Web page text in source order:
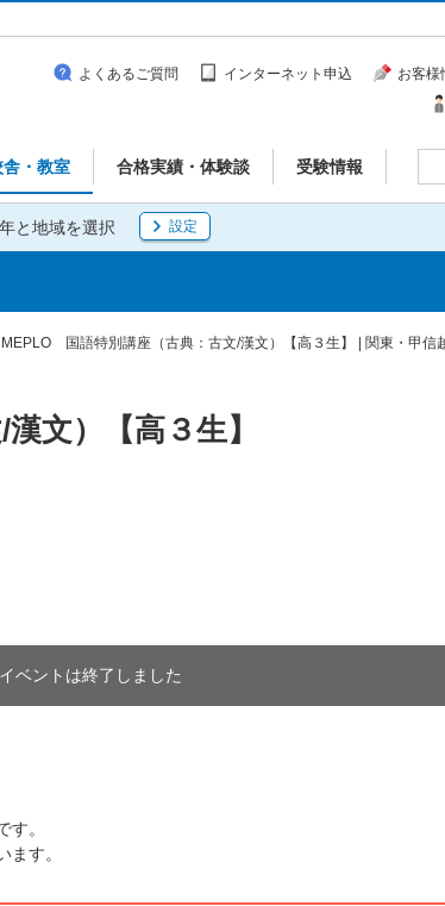
舎・教室 合格実績・体験談 受験情報
よくあるご質問 インターネット申込 お客様
と地域を選択 設定
MEPLO 国語特別講座（古典：古文/漢文）【高３生】 | 関東・甲信
文）【高３生】
ベントは終了しました
す。
ます。